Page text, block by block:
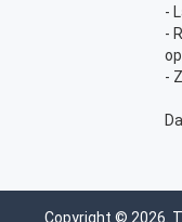
-
-
-
Copyright © 2026.